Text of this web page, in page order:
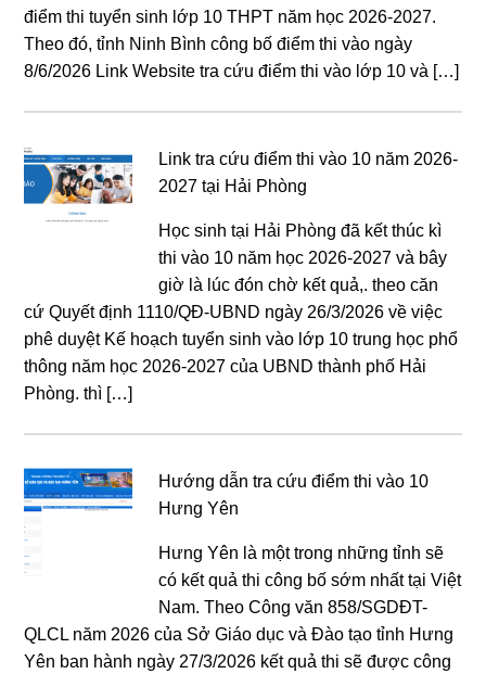
điểm thi tuyển sinh lớp 10 THPT năm học 2026-2027.
Theo đó, tỉnh Ninh Bình công bố điểm thi vào ngày
8/6/2026 Link Website tra cứu điểm thi vào lớp 10 và […]
Link tra cứu điểm thi vào 10 năm 2026-
2027 tại Hải Phòng
Học sinh tại Hải Phòng đã kết thúc kì
thi vào 10 năm học 2026-2027 và bây
giờ là lúc đón chờ kết quả,. theo căn
cứ Quyết định 1110/QĐ-UBND ngày 26/3/2026 về việc
phê duyệt Kế hoạch tuyển sinh vào lớp 10 trung học phổ
thông năm học 2026-2027 của UBND thành phố Hải
Phòng. thì […]
Hướng dẫn tra cứu điểm thi vào 10
Hưng Yên
Hưng Yên là một trong những tỉnh sẽ
có kết quả thi công bố sớm nhất tại Việt
Nam. Theo Công văn 858/SGDĐT-
QLCL năm 2026 của Sở Giáo dục và Đào tạo tỉnh Hưng
Yên ban hành ngày 27/3/2026 kết quả thi sẽ được công